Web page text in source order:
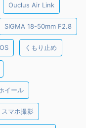
Ouclus Air Link
SIGMA 18-50mm F2.8
くもり止め
イール
スマホ撮影